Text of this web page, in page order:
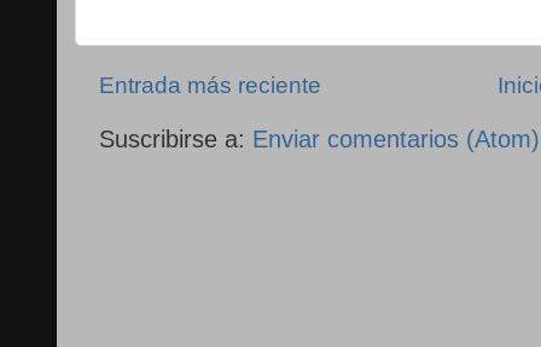
Entrada más reciente
Suscribirse a: Enviar comentarios (Atom)